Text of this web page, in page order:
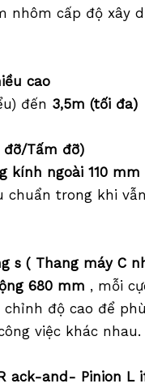
nhôm cấp độ xây
cao
đến 3,5m (tối đa)
đỡ/Tấm đỡ)
kính ngoài 110 mm
chuẩn trong khi
s ( Thang máy C
680 mm , mỗi
chỉnh độ cao để
việc khác nhau.
ack-and- Pinion L